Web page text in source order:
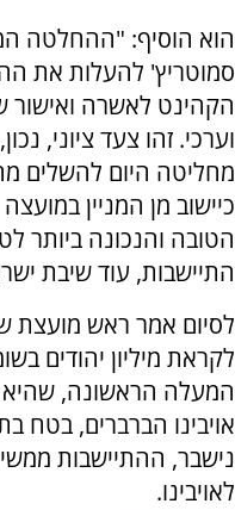
הוא הוסיף: "ההחלטה
סמוטריץ' להעלות את
הקהינט לאשרה ואישור
וערכי. זהו צעד ציוני,
מחליטה היום להשלים
כיישוב מן המניין
הטובה והנכונה ביותר
התיישבות, עוד שיבת
לסיום אמר ראש מועצת
לקראת מיליון יהודים
המעלה הראשונה, שהיא
אויבינו הברברים, בטח
נישבר, ההתיישבות
לאויבינו.